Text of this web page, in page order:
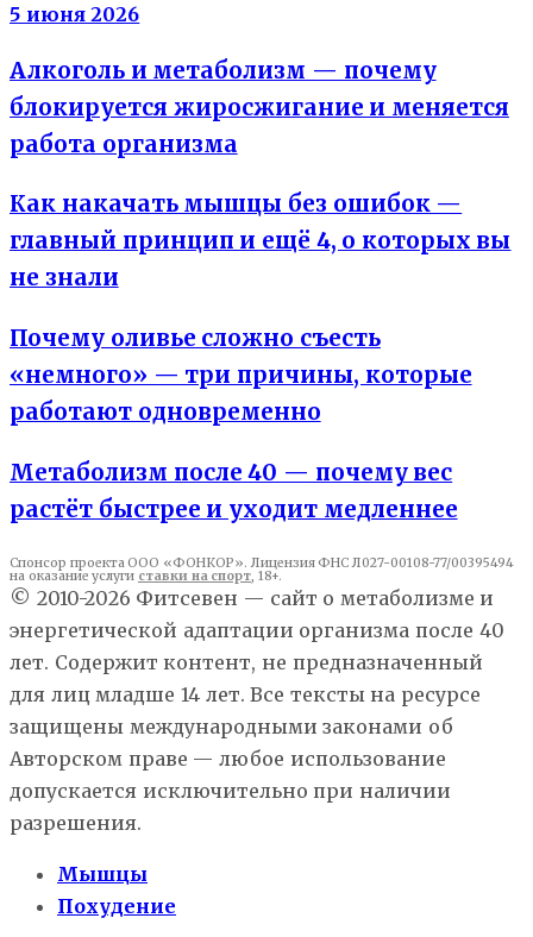
5 июня 2026
Алкоголь и метаболизм — почему
блокируется жиросжигание и меняется
работа организма
Как накачать мышцы без ошибок —
главный принцип и ещё 4, о которых вы
не знали
Почему оливье сложно съесть
«немного» — три причины, которые
работают одновременно
Метаболизм после 40 — почему вес
растёт быстрее и уходит медленнее
Спонсор проекта ООО «ФОНКОР». Лицензия ФНС Л027-00108-77/00395494
на оказание услуги ставки на спорт, 18+.
© 2010-2026 Фитсевен — сайт о метаболизме и
энергетической адаптации организма после 40
лет. Содержит контент, не предназначенный
для лиц младше 14 лет. Все тексты на ресурсе
защищены международными законами об
Авторском праве — любое использование
допускается исключительно при наличии
разрешения.
Мышцы
Похудение